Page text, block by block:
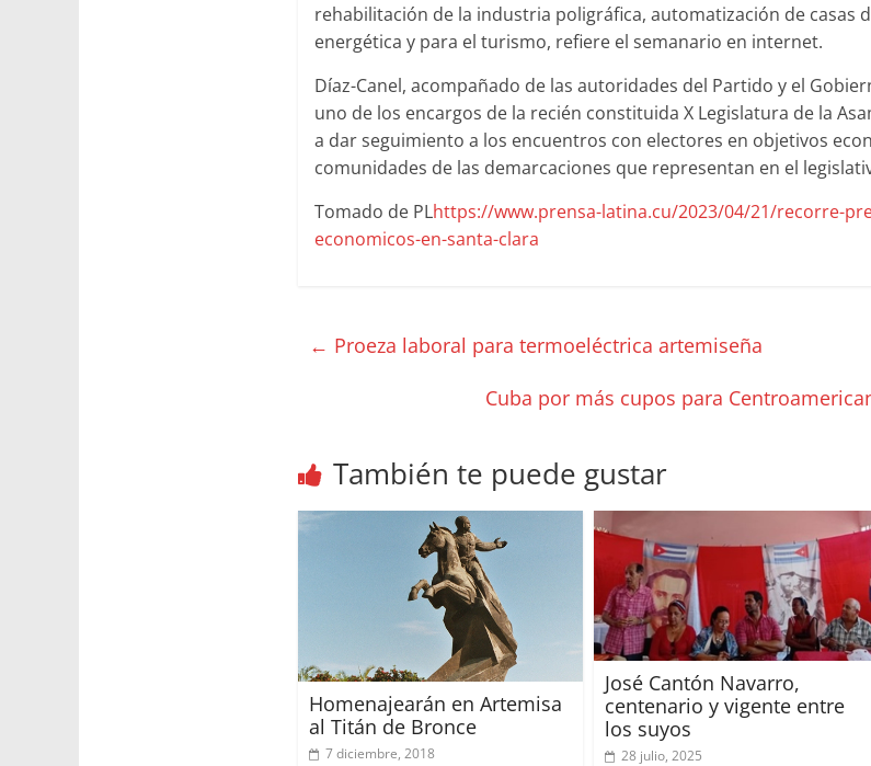
rehabilitación de la industria poligráfica, automatización de casas
energética y para el turismo, refiere el semanario en internet.
Díaz-Canel, acompañado de las autoridades del Partido y el
uno de los encargos de la recién constituida X Legislatura de la
a dar seguimiento a los encuentros con electores en objetivos
comunidades de las demarcaciones que representan en el
Tomado de PLhttps://www.prensa-latina.cu/2023/04/21/recorre-
economicos-en-santa-clara
← Proeza laboral para termoeléctrica artemiseña
Cuba por más cupos para
También te puede gustar
Homenajearán en Artemisa
al Titán de Bronce
7 diciembre, 2018
José Cantón Navarro,
centenario y vigente entre
los suyos
28 julio, 2025